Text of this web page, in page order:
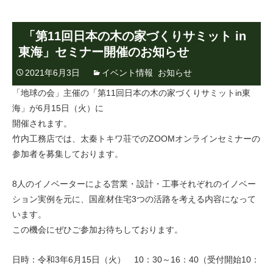
「第11回日本の木の家づくりサミット in
東海」セミナー開催のお知らせ
2021年6月3日 イベント情報 お知らせ
「地球の会」主催の「第11回日本の木の家づくりサミットin東
海」が6月15日（火）に
開催されます。
竹内工務店では、太秦トキワ荘でのZOOMオンラインセミナーの
参加者を募集しております。
8人のイノベーターによる営業・設計・⼯事それぞれのイノベー
ション実例を元に、国産材住宅3つの活路を考える内容になって
います。
この機会にぜひご参加お待ちしております。
日時：令和3年6月15日（火） 10：30～16：40（受付開始10：